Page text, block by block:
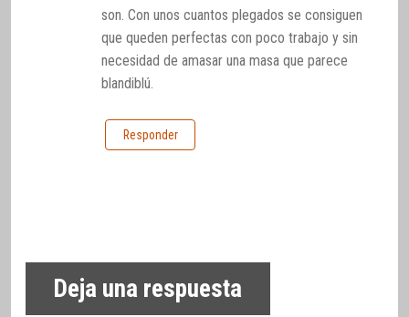
son. Con unos cuantos plegados se consiguen
que queden perfectas con poco trabajo y sin
necesidad de amasar una masa que parece
blandiblú.
Responder
Deja una respuesta